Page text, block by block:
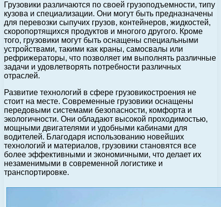
Грузовики различаются по своей грузоподъемности, типу
кузова и специализации. Они могут быть предназначены
для перевозки сыпучих грузов, контейнеров, жидкостей,
скоропортящихся продуктов и многого другого. Кроме
того, грузовики могут быть оснащены специальными
устройствами, такими как краны, самосвалы или
рефрижераторы, что позволяет им выполнять различные
задачи и удовлетворять потребности различных
отраслей.
Развитие технологий в сфере грузовикостроения не
стоит на месте. Современные грузовики оснащены
передовыми системами безопасности, комфорта и
экологичности. Они обладают высокой проходимостью,
мощными двигателями и удобными кабинами для
водителей. Благодаря использованию новейших
технологий и материалов, грузовики становятся все
более эффективными и экономичными, что делает их
незаменимыми в современной логистике и
транспортировке.